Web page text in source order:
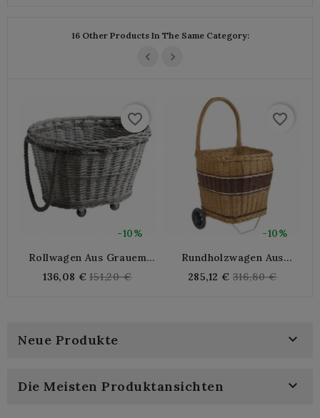
16 Other Products In The Same Category:
-10%
favorite_border
Rollwagen Aus Grauem
136,08 € Regular
151,20 €
-10%
favorite_border
Rundholzwagen Aus
285,12 € Regular
316,80 €
Neue Produkte 
Die Meisten Produktansichten 